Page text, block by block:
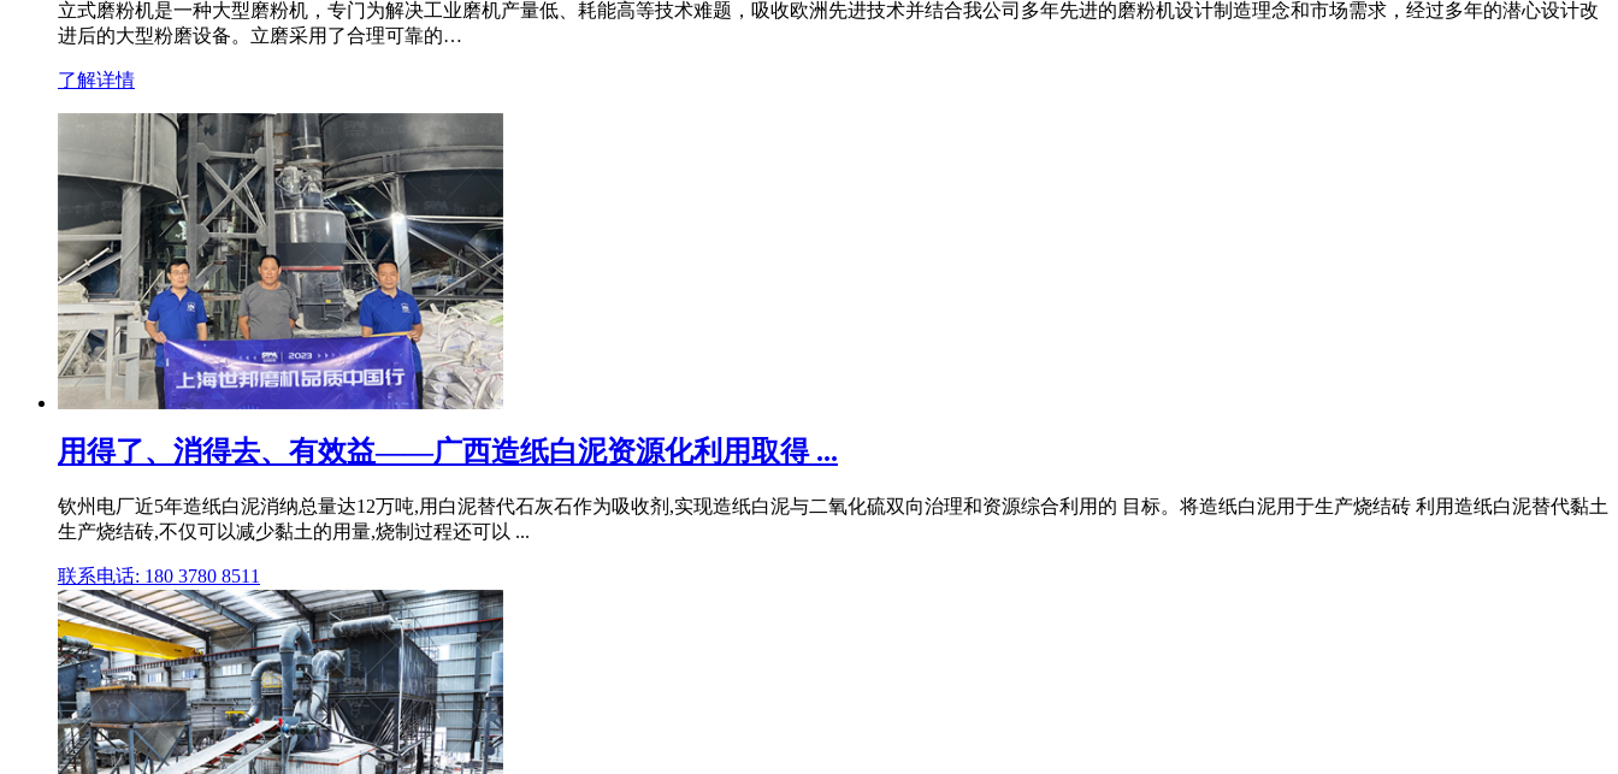
立式磨粉机是一种大型磨粉机，专门为解决工业磨机产量低、耗能高等技术难题，吸收欧洲先进技术并结合我公司多年先进的磨粉机设计制造理念和市场需求，经过多年的潜心设计改
进后的大型粉磨设备。立磨采用了合理可靠的…
了解详情
用得了、消得去、有效益——广西造纸白泥资源化利用取得 ...
钦州电厂近5年造纸白泥消纳总量达12万吨,用白泥替代石灰石作为吸收剂,实现造纸白泥与二氧化硫双向治理和资源综合利用的 目标。将造纸白泥用于生产烧结砖 利用造纸白泥替代黏土
生产烧结砖,不仅可以减少黏土的用量,烧制过程还可以 ...
联系电话: 180 3780 8511